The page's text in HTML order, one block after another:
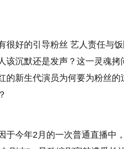
很好的引导粉丝 艺人责任与
该沉默还是发声？这一灵魂
的新生代演员为何要为粉丝
于今年2月的一次普通直播中